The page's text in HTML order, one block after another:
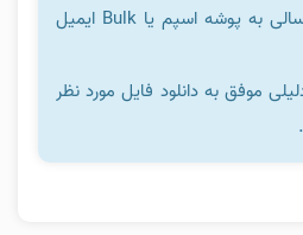
ممکن است ایمیل ارسالی به پوشه اسپم یا Bulk ایمیل
موفق به دانلود فایل مورد نظر